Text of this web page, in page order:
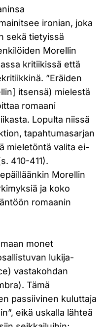
ironian, joka
sekä tietyissä
Morellin
kritiikissä että
”Eräiden
itsensä) mielestä
romaani
Lopulta niissä
tapahtumasarjan
mieletöntä valita ei-
410-411).
Morellin
ja koko
romaanin
monet
lukija-
vastakohdan
Tämä
passiivinen kuluttaja
eikä uskalla lähteä